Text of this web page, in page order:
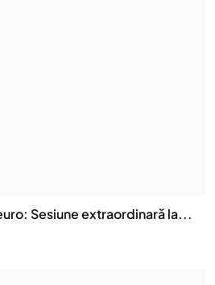
Sesiune extraordinară la...